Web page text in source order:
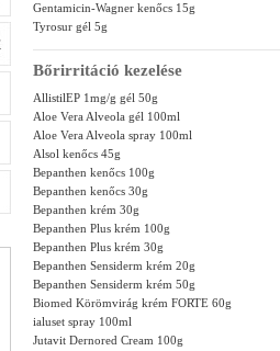
Gentamicin-Wagner kenőcs 15g
Tyrosur gél 5g
Bőrirritáció kezelése
AllistilEP 1mg/g gél 50g
Aloe Vera Alveola gél 100ml
Aloe Vera Alveola spray 100ml
Alsol kenőcs 45g
Bepanthen kenőcs 100g
Bepanthen kenőcs 30g
Bepanthen krém 30g
Bepanthen Plus krém 100g
Bepanthen Plus krém 30g
Bepanthen Sensiderm krém 20g
Bepanthen Sensiderm krém 50g
Biomed Körömvirág krém FORTE 60g
ialuset spray 100ml
Jutavit Dernored Cream 100g